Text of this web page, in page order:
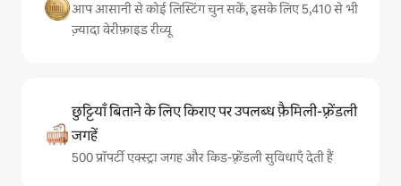
आप आसानी से कोई लिस्टिंग चुन सकें, इसके लिए 5,410 से भी
ज़्यादा वेरीफ़ाइड रीव्यू
छुट्टियाँ बिताने के लिए किराए पर उपलब्ध फ़ैमिली-फ़्रेंडली
जगहें
500 प्रॉपर्टी एक्स्ट्रा जगह और किड-फ़्रेंडली सुविधाएँ देती हैं